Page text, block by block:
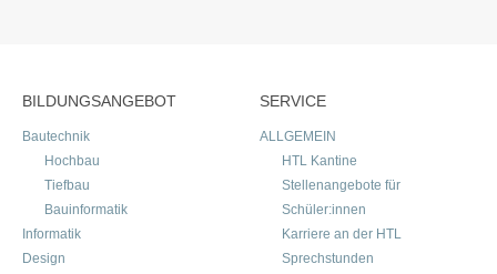
BILDUNGSANGEBOT
Bautechnik
Hochbau
Tiefbau
Bauinformatik
Informatik
Design
SERVICE
ALLGEMEIN
HTL Kantine
Stellenangebote für
Schüler:innen
Karriere an der HTL
Sprechstunden